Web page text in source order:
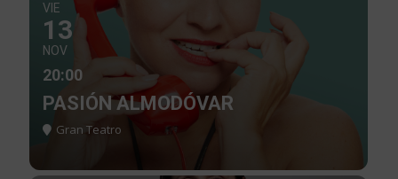
VIE
13
NOV
20:00
PASIÓN ALMODÓVAR
Gran Teatro